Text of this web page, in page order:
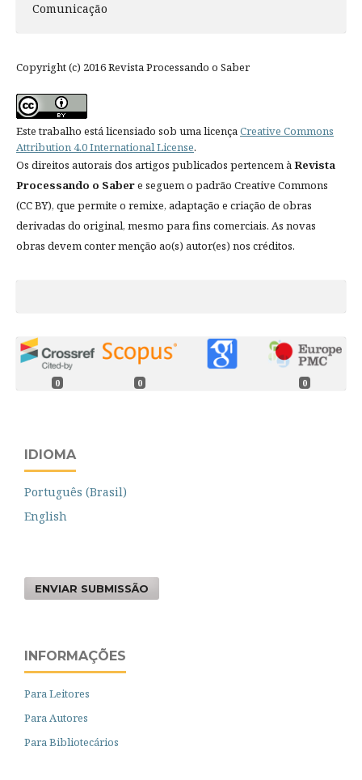
Comunicação
Copyright (c) 2016 Revista Processando o Saber
Este trabalho está licensiado sob uma licençaCreative Commons
Attribution 4.0 International License.
Os direitos autorais dos artigos publicados pertencem àRevista
Processando o Sabere seguem o padrão Creative Commons
(CC BY), que permite o remixe, adaptação e criação de obras
derivadas do original, mesmo para fins comerciais. As novas
obras devem conter menção ao(s) autor(es) nos créditos.
0 0 0
IDIOMA
Português (Brasil)
English
ENVIAR SUBMISSÃO
INFORMAÇÕES
Para Leitores
Para Autores
Para Bibliotecários